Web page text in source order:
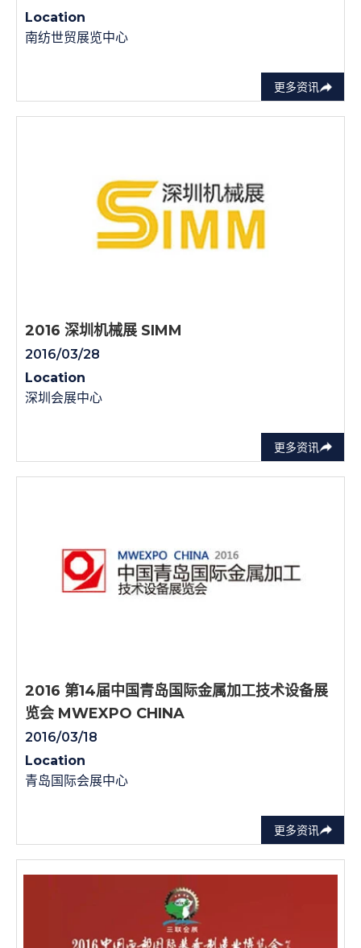
更多资讯
Location
南纺世贸展览中心
更多资讯
2016 深圳机械展 SIMM
2016/03/28
Location
深圳会展中心
更多资讯
2016 第14届中国青岛国际金属加工技术设备展
览会 MWEXPO CHINA
2016/03/18
Location
青岛国际会展中心